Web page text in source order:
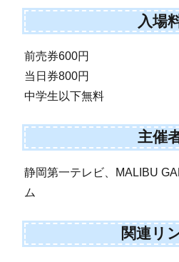
入場
前売券600円
当日券800円
中学生以下無料
主催
静岡第一テレビ、MALIBU
ム
関連リ